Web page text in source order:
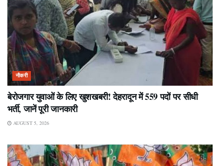
नौकरी
बेरोजगार युवाओं के लिए खुशखबरी! देहरादून में 559 पदों पर सीधी
भर्ती, जानें पूरी जानकारी
AUGUST 5, 2026